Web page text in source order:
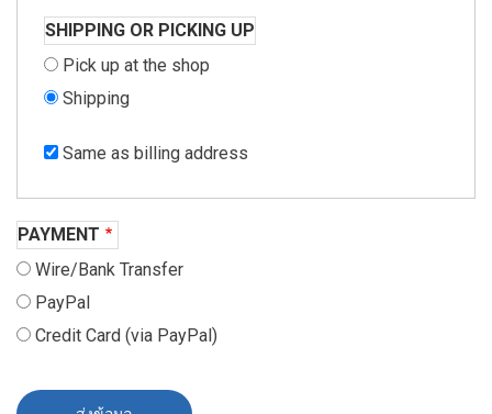
SHIPPING OR PICKING UP
Pick up at the shop
Shipping
Same as billing address
PAYMENT
Wire/Bank Transfer
PayPal
Credit Card (via PayPal)